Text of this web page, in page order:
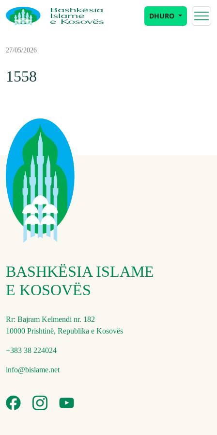
DHURO
27/05/2026
1558
BASHKËSIA ISLAME
E KOSOVËS
Rr: Bajram Kelmendi nr. 182
10000 Prishtinë, Republika e Kosovës
+383 38 224024
info@bislame.net